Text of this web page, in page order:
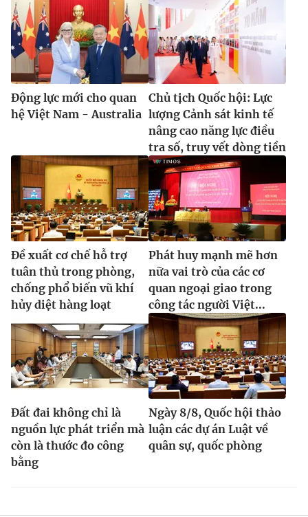
Động lực mới cho quan
hệ Việt Nam - Australia
Chủ tịch Quốc hội: Lực
lượng Cảnh sát kinh tế
nâng cao năng lực điều
tra số, truy vết dòng tiền
Đề xuất cơ chế hỗ trợ
tuân thủ trong phòng,
chống phổ biến vũ khí
hủy diệt hàng loạt
Phát huy mạnh mẽ hơn
nữa vai trò của các cơ
quan ngoại giao trong
công tác người Việt...
Đất đai không chỉ là
nguồn lực phát triển mà
còn là thước đo công
bằng
Ngày 8/8, Quốc hội thảo
luận các dự án Luật về
quân sự, quốc phòng